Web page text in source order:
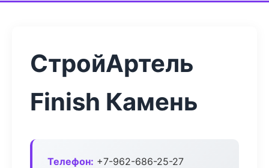
СтройАртель
Finish Камень
Телефон: +7-962-686-25-27